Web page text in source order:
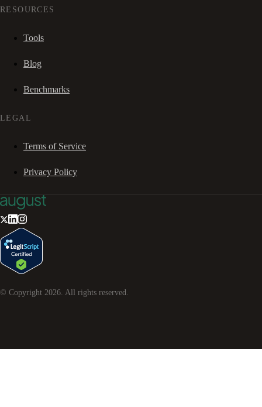
RESOURCES
Tools
Blog
Benchmarks
LEGAL
Terms of Service
Privacy Policy
© Copyright 2026 . All rights reserved.